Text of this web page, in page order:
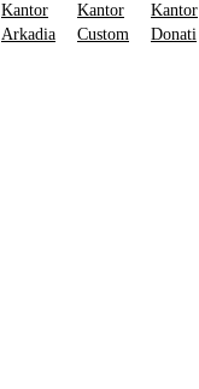
Kantor
Arkadia
Kantor
Custom
Kantor
Donati